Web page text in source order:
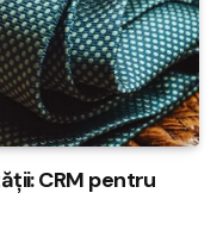
CRM pentru